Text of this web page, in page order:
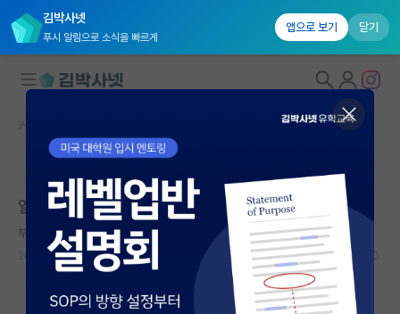
김박사넷
푸시 알림으로 소식을 빠르게
앱으로 보기 닫기
대학원생 모집
국내대학원 정보
연구실&오픈랩
커뮤니티
커뮤니티 홈
커뮤니티 홈
본문이 수정되지 않는 박제글입니다.
일주재단 2차 이후 경쟁률 어느정도인가요??
부지런한 아르키메데스
2026.05.22 1 772